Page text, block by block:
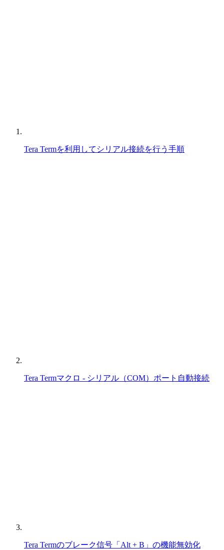
Tera Termを利用してシリアル接続を行う手順
Tera Termマクロ - シリアル（COM）ポート自動接続
Tera Termのブレーク信号「Alt + B」の機能無効化